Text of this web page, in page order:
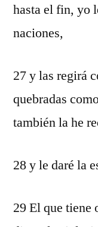
hasta el fin, yo
naciones,
27 y las regirá
quebradas
también la he
28 y le daré la
29 El que tiene